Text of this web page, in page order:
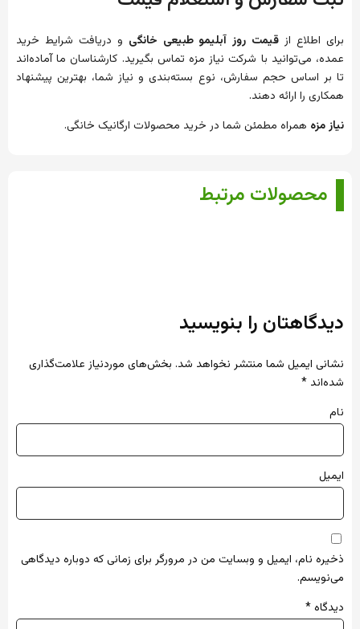
برای اطلاع از قیمت روز آبلیمو طبیعی خانگی و دریافت شرایط خرید
عمده، می‌توانید با شرکت نیاز مزه تماس بگیرید. کارشناسان ما آماده‌اند
تا بر اساس حجم سفارش، نوع بسته‌بندی و نیاز شما، بهترین پیشنهاد
همکاری را ارائه دهند.
نیاز مزه همراه مطمئن شما در خرید محصولات ارگانیک خانگی.
محصولات مرتبط
دیدگاهتان را بنویسید
نشانی ایمیل شما منتشر نخواهد شد. بخش‌های موردنیاز علامت‌گذاری
شده‌اند *
نام
ایمیل
ذخیره نام، ایمیل و وبسایت من در مرورگر برای زمانی که دوباره دیدگاهی
می‌نویسم.
دیدگاه*